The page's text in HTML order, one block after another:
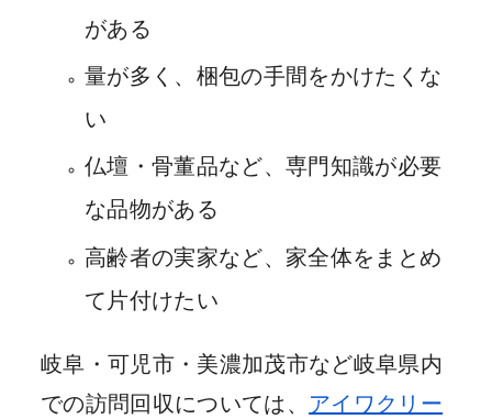
がある
量が多く、梱包の手間をかけたくな
い
仏壇・骨董品など、専門知識が必要
な品物がある
高齢者の実家など、家全体をまとめ
て片付けたい
岐阜・可児市・美濃加茂市など岐阜県内
での訪問回収については、 アイワクリー